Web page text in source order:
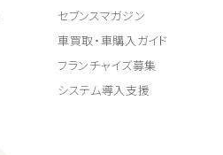
セブンスマガジン
車買取・車購入ガイド
フランチャイズ募集
システム導入支援